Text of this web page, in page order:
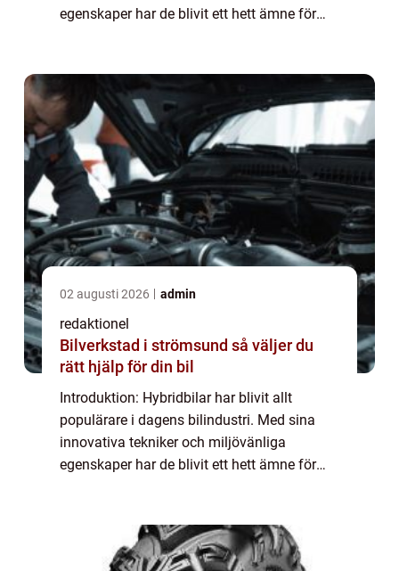
egenskaper har de blivit ett hett ämne för
02 augusti 2026 admin
redaktionel
Bilverkstad i strömsund så väljer du
rätt hjälp för din bil
Introduktion: Hybridbilar har blivit allt
populärare i dagens bilindustri. Med sina
innovativa tekniker och miljövänliga
egenskaper har de blivit ett hett ämne för